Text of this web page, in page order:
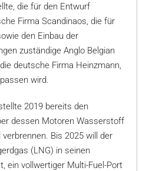
die für den Entwurf
Firma Scandinaos, die für
den Einbau der
zuständige Anglo Belgian
deutsche Firma Heinzmann,
wird.
2019 bereits den
dessen Motoren Wasserstoff
Bis 2025 will der
(LNG) in seinen
ein vollwertiger Multi-Fuel-Port